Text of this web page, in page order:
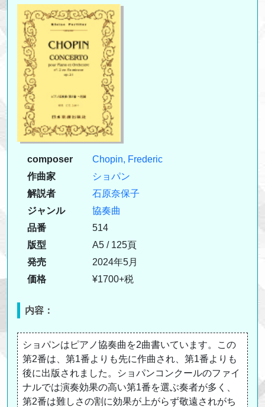
composer
Chopin, Frederic
作曲家
ショパン
解説者
石原奈保子
ジャンル
協奏曲
品番
514
版型
A5 / 125頁
発売
2024年5月
価格
¥1700+税
内容：
ショパンはピアノ協奏曲を2曲書いています。この
第2番は、第1番よりも先に作曲され、第1番よりも
後に出版されました。ショパンコンクールのファイ
ナルでは演奏効果の高い第1番を選ぶ奏者が多く、
第2番は難しさの割に効果が上がらず敬遠されがち